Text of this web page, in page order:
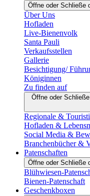
Öffne oder Schließe
Über Uns
Hofladen
Live-Bienenvolk
Santa Pauli
Verkaufsstellen
Gallerie
Besichtigung/
Königinnen
Zu finden auf
Öffne oder
Regionale &
Hofladen &
Social Media &
Branchenbücher &
Patenschaften
Öffne oder Schließe
Blühwiesen-
Bienen-Patenschaft
Geschenkboxen